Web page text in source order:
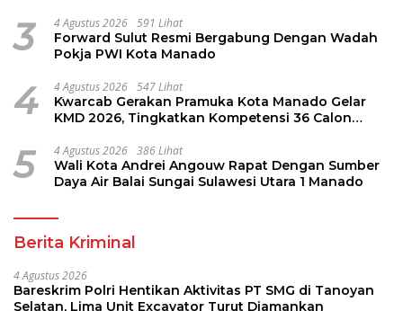
3 4 Agustus 2026 591 Lihat
Forward Sulut Resmi Bergabung Dengan Wadah
Pokja PWI Kota Manado
4 4 Agustus 2026 547 Lihat
Kwarcab Gerakan Pramuka Kota Manado Gelar
KMD 2026, Tingkatkan Kompetensi 36 Calon
5 4 Agustus 2026 386 Lihat
Wali Kota Andrei Angouw Rapat Dengan Sumber
Daya Air Balai Sungai Sulawesi Utara 1 Manado
Berita Kriminal
4 Agustus 2026
Bareskrim Polri Hentikan Aktivitas PT SMG di Tanoyan
Selatan, Lima Unit Excavator Turut Diamankan